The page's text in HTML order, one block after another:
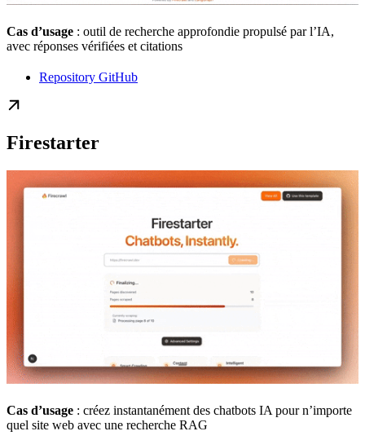
Cas d’usage : outil de recherche approfondie propulsé par l’IA,
avec réponses vérifiées et citations
Repository GitHub
Firestarter
Cas d’usage : créez instantanément des chatbots IA pour n’importe
quel site web avec une recherche RAG